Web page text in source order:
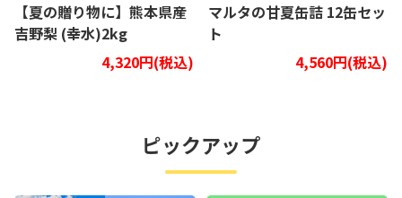
【夏の贈り物に】熊本県産
吉野梨 (幸水)2kg
4,320円(税込)
マルタの甘夏缶詰 12缶セッ
ト
4,560円(税込)
ピックアップ